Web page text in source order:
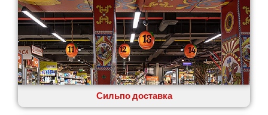
Сильпо доставка